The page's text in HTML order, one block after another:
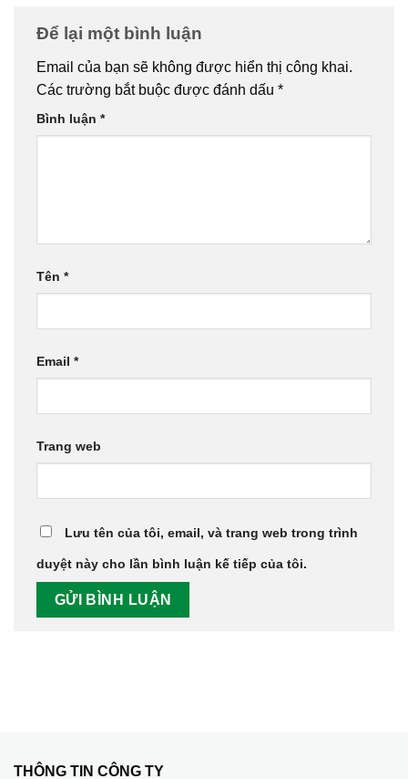
Để lại một bình luận
Email của bạn sẽ không được hiển thị công khai.
Các trường bắt buộc được đánh dấu *
Bình luận *
Tên *
Email *
Trang web
Lưu tên của tôi, email, và trang web trong trình
duyệt này cho lần bình luận kế tiếp của tôi.
THÔNG TIN CÔNG TY